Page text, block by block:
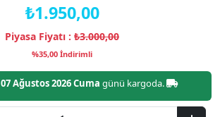
₺1.950,00
Piyasa Fiyatı : ₺3.000,00
%35,00 İndirimli
07 Ağustos 2026 Cuma günü kargoda.